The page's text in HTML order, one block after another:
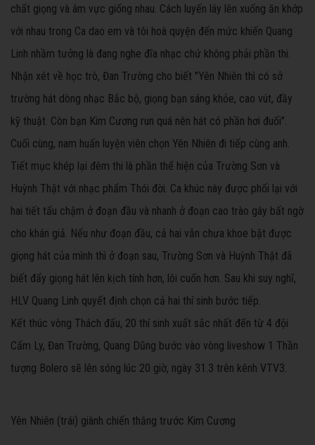
chất giọng và âm vực giống nhau. Cách luyến láy lên xuống ăn khớp
với nhau trong Ca dao em và tôi hoà quyện đến mức khiến Quang
Linh nhầm tưởng là đang nghe đĩa nhạc chứ không phải phần thi.
Nhận xét về học trò, Đan Trường cho biết "Yên Nhiên thì có sở
trường hát dòng nhạc Bắc bộ, giọng bạn sáng khỏe, cao vút, đầy
kỹ thuật. Còn bạn Kim Cương run quá nên hát có phần hơi đuối".
Cuối cùng, nam huấn luyện viên chọn Yên Nhiên đi tiếp cùng anh.
Tiết mục khép lại đêm thi là phần thể hiện của Trường Sơn và
Huỳnh Thật với nhạc phẩm Thói đời. Ca khúc này được phối lại với
hai tiết tấu chậm ở đoạn đầu và nhanh ở đoạn cao trào gây bất ngờ
cho khán giả. Nếu như đoạn đầu, cả hai vẫn chưa khoe bật được
giọng hát của mình thì ở đoạn sau, Trường Sơn và Huỳnh Thật đã
biết đẩy giọng hát lên kịch tính hơn, lôi cuốn hơn. Sau khi suy nghĩ,
HLV Quang Linh quyết định chọn cả hai thí sinh bước tiếp.
Kết thúc vòng Thách đấu, 20 thí sinh xuất sắc nhất đến từ 4 đội
Cẩm Ly, Đan Trường, Quang Dũng bước vào vòng liveshow 1 Thần
tượng Bolero sẽ lên sóng lúc 20 giờ, ngày 31.3 trên kênh VTV3.
Yên Nhiên (trái) giành chiến thắng trước Kim Cương